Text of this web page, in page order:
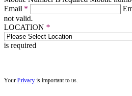
Email *
not valid.
LOCATION *
is required
Your Privacy is important to us.